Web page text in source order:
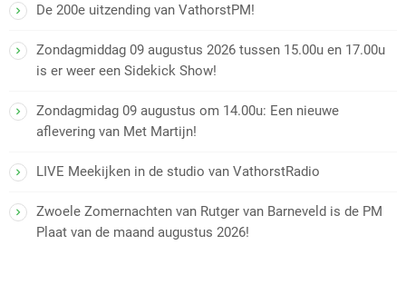
De 200e uitzending van VathorstPM!
Zondagmiddag 09 augustus 2026 tussen 15.00u en 17.00u
is er weer een Sidekick Show!
Zondagmidag 09 augustus om 14.00u: Een nieuwe
aflevering van Met Martijn!
LIVE Meekijken in de studio van VathorstRadio
Zwoele Zomernachten van Rutger van Barneveld is de PM
Plaat van de maand augustus 2026!